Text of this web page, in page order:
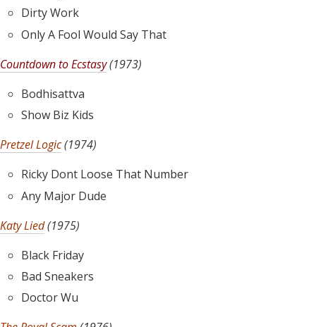
Dirty Work
Only A Fool Would Say That
Countdown to Ecstasy(1973)
Bodhisattva
Show Biz Kids
Pretzel Logic(1974)
Ricky Dont Loose That Number
Any Major Dude
Katy Lied(1975)
Black Friday
Bad Sneakers
Doctor Wu